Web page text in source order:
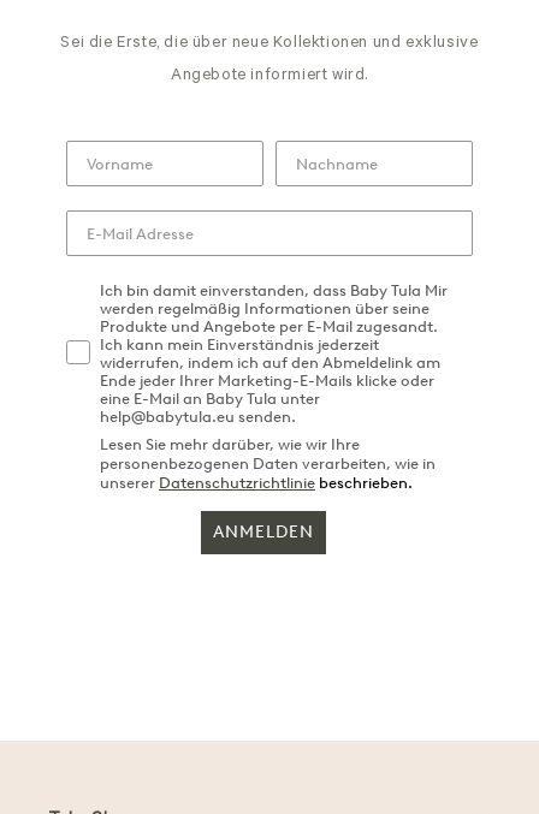
Sei die Erste, die über neue Kollektionen und exklusive
Angebote informiert wird.
Ich bin damit einverstanden, dass Baby Tula Mir
werden regelmäßig Informationen über seine
Produkte und Angebote per E-Mail zugesandt.
Ich kann mein Einverständnis jederzeit
widerrufen, indem ich auf den Abmeldelink am
Ende jeder Ihrer Marketing-E-Mails klicke oder
eine E-Mail an Baby Tula unter
help@babytula.eu senden.
Lesen Sie mehr darüber, wie wir Ihre
personenbezogenen Daten verarbeiten, wie in
unserer Datenschutzrichtlinie beschrieben.
ANMELDEN